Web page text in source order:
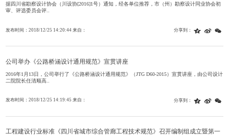
据四川省勘察设计协会（川设协[2016]1号）通知，经各单位推荐，市（州）勘察设计同业协会初
审、评选委员会评..
发布时间：2018/12/25 14:20:44 来自： 分享到：
公司举办《公路桥涵设计通用规范》宣贯讲座
2016年1月13日，公司举行了《公路桥涵设计通用规范》（JTG D60-2015）宣贯讲座，由公司设计
二院院长任清顺高..
发布时间：2018/12/25 14:19:45 来自： 分享到：
工程建设行业标准《四川省城市综合管廊工程技术规范》召开编制组成立暨第一